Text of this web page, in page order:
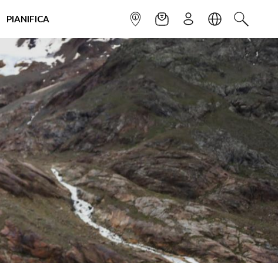
PIANIFICA INFOPOINTNEWSLETTER
ISCRIVITILINGUACERCA